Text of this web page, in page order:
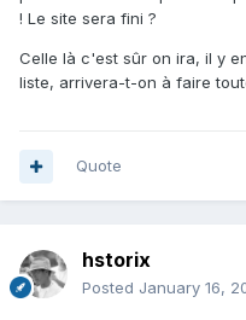
! Le site sera fini ?
Celle là c'est sûr on ira, il y
liste, arrivera-t-on à faire
Quote
hstorix
Posted January 16,